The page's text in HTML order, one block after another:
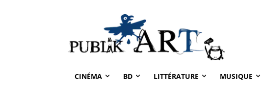
CINÉMA BD LITTÉRATURE MUSIQUE